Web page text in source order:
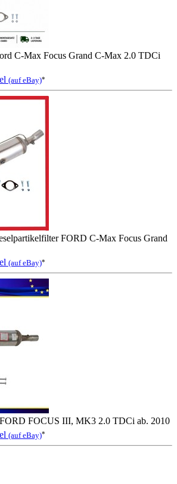
C-Max Focus Grand C-Max 2.0 TDCi
(auf eBay)*
FORD C-Max Focus Grand
(auf eBay)*
FOCUS III, MK3 2.0 TDCi ab. 2010
(auf eBay)*